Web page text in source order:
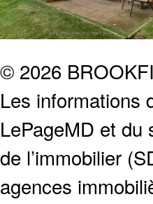
© 2026
Les informations
LePageMD et du
de l’immobilier
agences